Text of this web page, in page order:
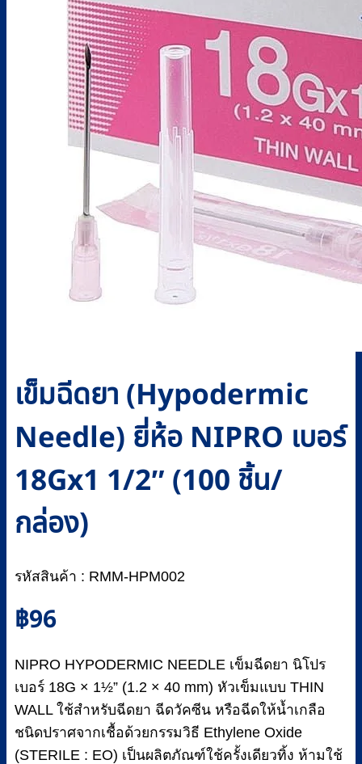
เข็มฉีดยา (Hypodermic
Needle) ยี่ห้อ NIPRO เบอร์
18Gx1 1/2″ (100 ชิ้น/
กล่อง)
รหัสสินค้า : RMM-HPM002
฿96
NIPRO HYPODERMIC NEEDLE เข็มฉีดยา นิโปร
เบอร์ 18G × 1½” (1.2 × 40 mm) หัวเข็มแบบ THIN
WALL ใช้สำหรับฉีดยา ฉีดวัคซีน หรือฉีดให้น้ำเกลือ
ชนิดปราศจากเชื้อด้วยกรรมวิธี Ethylene Oxide
(STERILE : EO) เป็นผลิตภัณฑ์ใช้ครั้งเดียวทิ้ง ห้ามใช้